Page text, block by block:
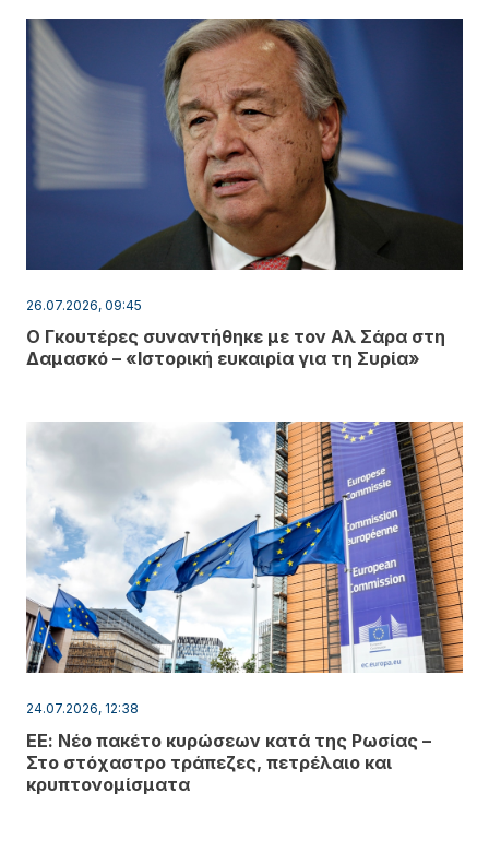
26.07.2026, 09:45
Ο Γκουτέρες συναντήθηκε με τον Αλ Σάρα στη
Δαμασκό – «Ιστορική ευκαιρία για τη Συρία»
24.07.2026, 12:38
ΕΕ: Νέο πακέτο κυρώσεων κατά της Ρωσίας –
Στο στόχαστρο τράπεζες, πετρέλαιο και
κρυπτονομίσματα